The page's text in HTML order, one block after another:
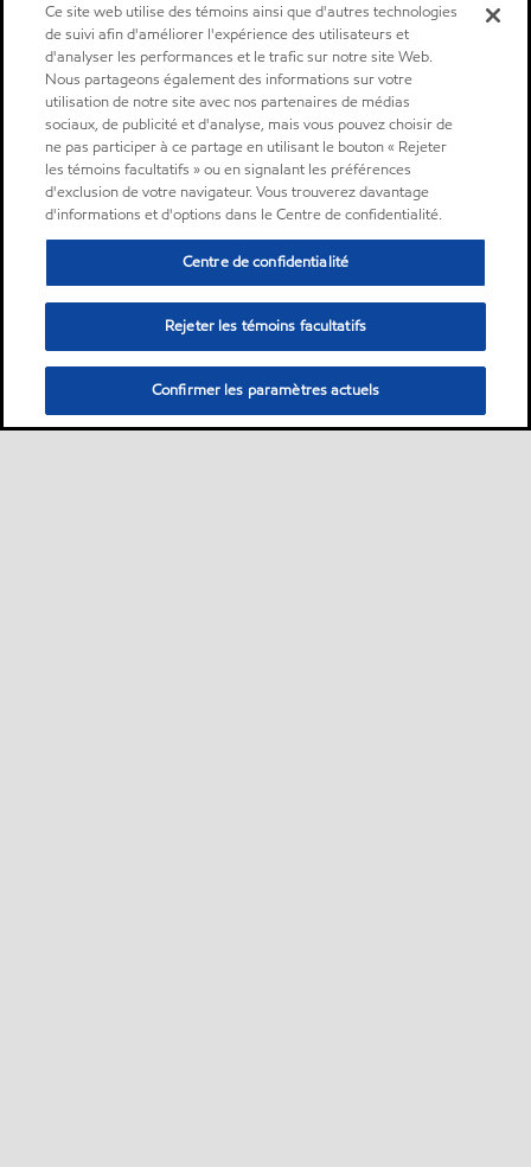
Ce site web utilise des témoins ainsi que d'autres technologies
de suivi afin d'améliorer l'expérience des utilisateurs et
d'analyser les performances et le trafic sur notre site Web.
Nous partageons également des informations sur votre
utilisation de notre site avec nos partenaires de médias
sociaux, de publicité et d'analyse, mais vous pouvez choisir de
ne pas participer à ce partage en utilisant le bouton « Rejeter
les témoins facultatifs » ou en signalant les préférences
d'exclusion de votre navigateur. Vous trouverez davantage
d'informations et d'options dans le Centre de confidentialité.
Centre de confidentialité
Rejeter les témoins facultatifs
Confirmer les paramètres actuels